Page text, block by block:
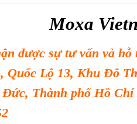
Moxa
được sự tư vấn và hỗ
Quốc Lộ 13, Khu Đô
Thành phố Hồ